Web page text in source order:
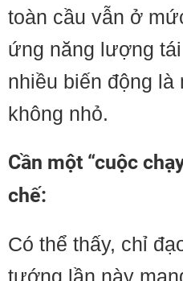
toàn cầu vẫn ở
ứng năng lượng
nhiều biến động
không nhỏ.
Cần một “cuộc
chế:
Có thể thấy, chỉ
tướng lần này